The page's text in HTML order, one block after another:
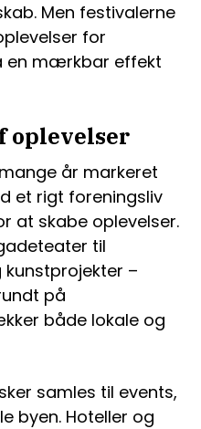
Men festivalerne
for
en mærkbar effekt
oplevelser
år markeret
et rigt foreningsliv
at skabe oplevelser.
til
–
på
både lokale og
samles til events,
byen. Hoteller og